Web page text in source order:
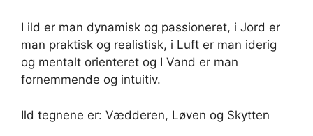
I ild er man dynamisk og passioneret, i Jord er
man praktisk og realistisk, i Luft er man iderig
og mentalt orienteret og I Vand er man
fornemmende og intuitiv.
Ild tegnene er: Vædderen, Løven og Skytten